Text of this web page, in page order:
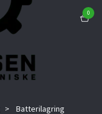
0
Batterilagring